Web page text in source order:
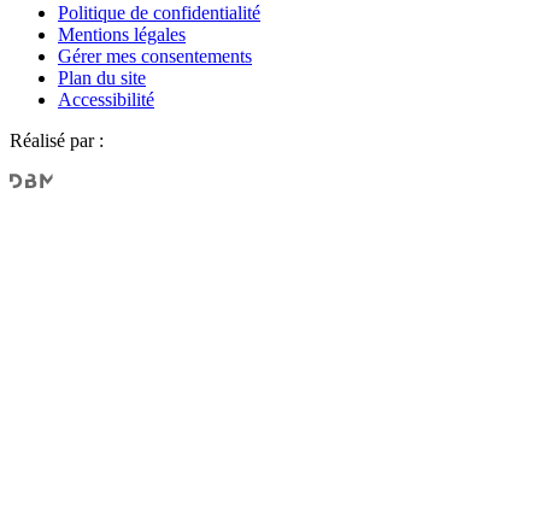
Politique de confidentialité
Mentions légales
Gérer mes consentements
Plan du site
Accessibilité
Réalisé par :